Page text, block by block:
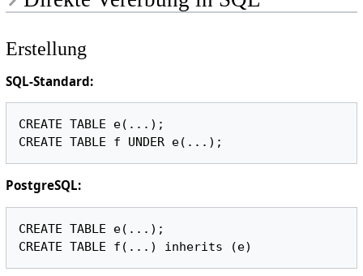
Erstellung
SQL-Standard:
CREATE TABLE e(...);
PostgreSQL:
CREATE TABLE e(...);